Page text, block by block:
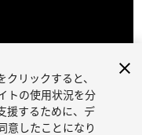
リックすると、
トの使用状況を分
援するために、デ
意したことになり